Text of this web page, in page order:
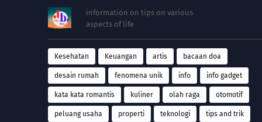
information on tips on various
aspects of life
Kesehatan Keuangan artis bacaan doa
desain rumah fenomena unik info info gadget
kata kata romantis kuliner olah raga otomotif
peluang usaha properti teknologi tips and trik